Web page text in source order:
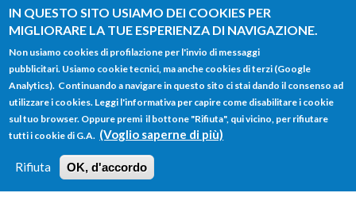
IN QUESTO SITO USIAMO DEI COOKIES PER
MIGLIORARE LA TUE ESPERIENZA DI NAVIGAZIONE.
Non usiamo cookies di profilazione per l'invio di messaggi
pubblicitari. Usiamo cookie tecnici, ma anche cookies di terzi (Google
Analytics). Continuando a navigare in questo sito ci stai dando il consenso ad
utilizzare i cookies. Leggi l'informativa per capire come disabilitare i cookie
sul tuo browser. Oppure premi il bottone "Rifiuta", qui vicino, per rifiutare
tutti i cookie di G.A. (Voglio saperne di più)
Rifiuta OK, d'accordo
Salta al contenuto principale
FORM
DI
RICERCA
Main menu
HOME TUTTI I PROFILI
LOGIN